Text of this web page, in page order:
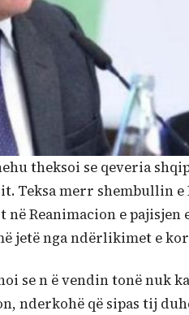
theksoi se qeveria
Teksa merr shembullin e
Reanimacion e
jetë nga ndërlikimet e
se n ë vendin tonë nuk
nderkohë që sipas tij